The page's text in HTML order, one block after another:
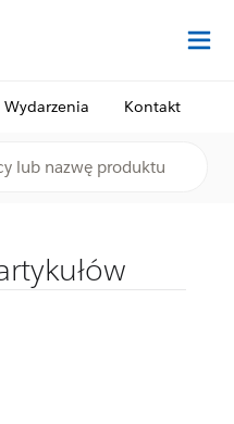
Wydarzenia Kontakt